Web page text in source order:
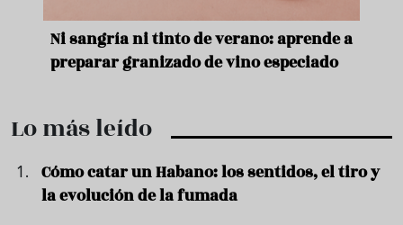
Ni sangría ni tinto de verano: aprende a
preparar granizado de vino especiado
Lo más leído
Cómo catar un Habano: los sentidos, el tiro y
la evolución de la fumada